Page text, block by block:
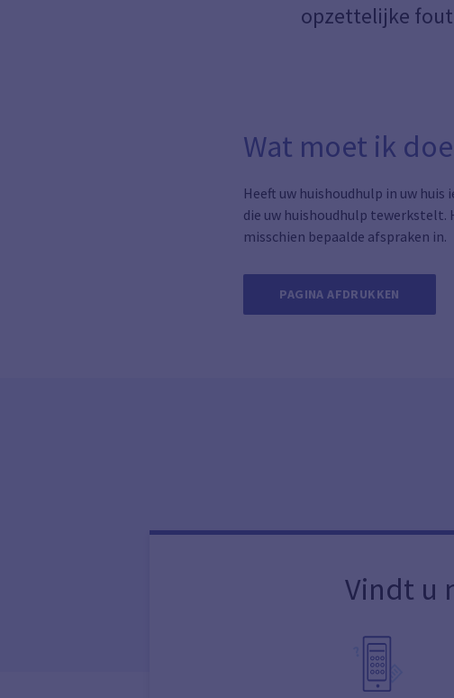
opzettelijke
Wat moet ik
Heeft uw huishoudhulp in uw
die uw huishoudhulp tewerkstelt.
misschien bepaalde afspraken in.
PAGINA AFDRUKKEN
Vindt u